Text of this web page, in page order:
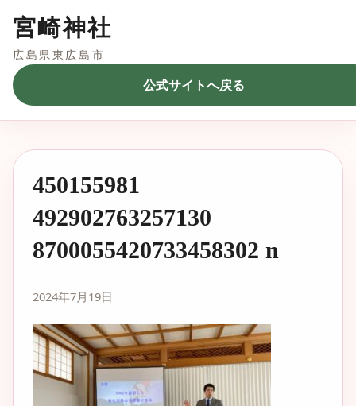
宮崎神社
広島県東広島市
公式サイトへ戻る
450155981
492902763257130
8700055420733458302 n
2024年7月19日